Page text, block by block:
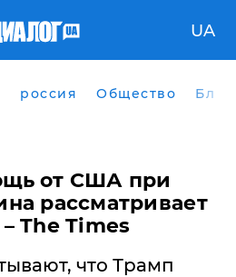
UA
россия Общество
от США при
рассматривает
The Times
что Трамп